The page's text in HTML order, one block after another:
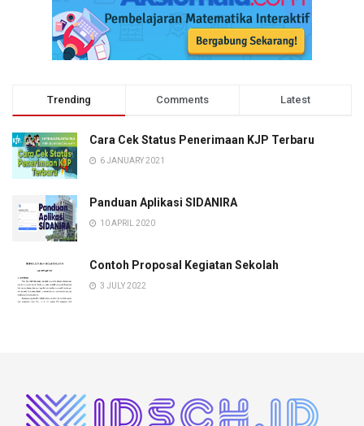
Trending Comments Latest
Cara Cek Status Penerimaan KJP Terbaru
6 JANUARY 2021
Panduan Aplikasi SIDANIRA
10 APRIL 2020
Contoh Proposal Kegiatan Sekolah
3 JULY 2022